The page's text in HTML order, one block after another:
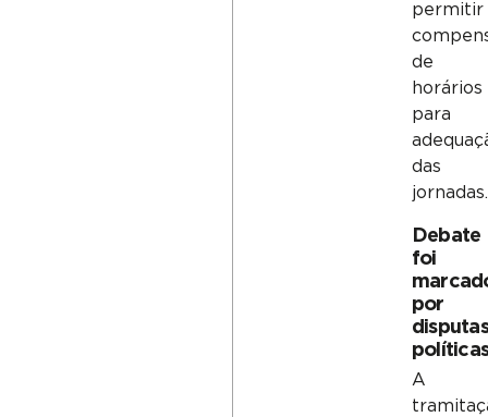
permitir
de
horários
para
das
jornadas.
Debate
foi
por
A